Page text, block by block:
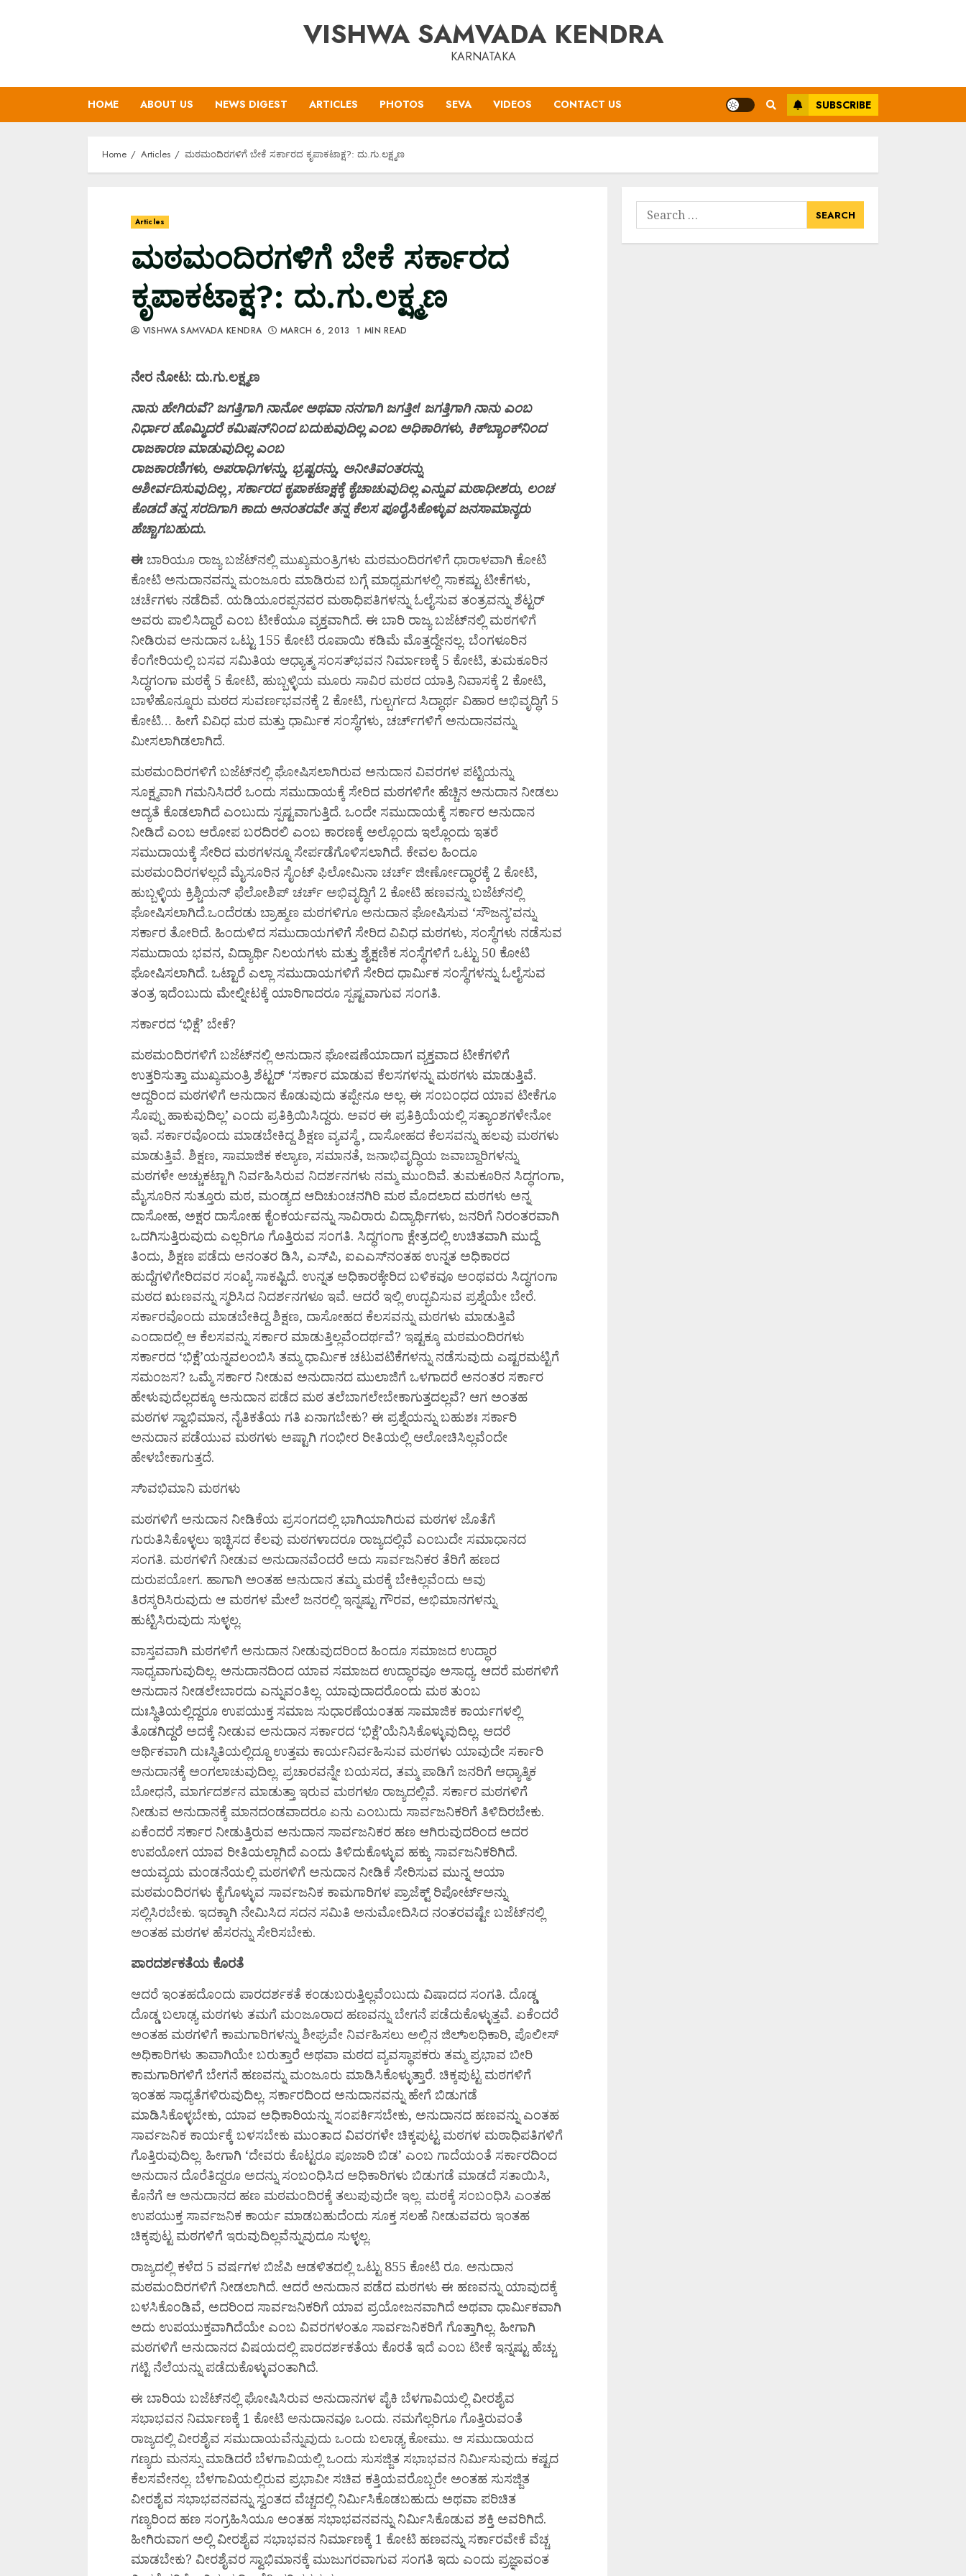
VISHWA SAMVADA KENDRA
KARNATAKA
HOME ABOUT US NEWS DIGEST ARTICLES PHOTOS SEVA VIDEOS CONTACT US SUBSCRIBE
Home Articles ಮಠಮಂದಿರಗಳಿಗೆ ಬೇಕೆ ಸರ್ಕಾರದ ಕೃಪಾಕಟಾಕ್ಷ?: ದು.ಗು.ಲಕ್ಷ್ಮಣ
Articles
ಮಠಮಂದಿರಗಳಿಗೆ ಬೇಕೆ ಸರ್ಕಾರದ
ಕೃಪಾಕಟಾಕ್ಷ?: ದು.ಗು.ಲಕ್ಷ್ಮಣ
VISHWA SAMVADA KENDRA MARCH 6, 2013 1 MIN READ
ನೇರ ನೋಟ: ದು.ಗು.ಲಕ್ಷ್ಮಣ
ನಾನು ಹೇಗಿರುವೆ? ಜಗತ್ತಿಗಾಗಿ ನಾನೋ ಅಥವಾ ನನಗಾಗಿ ಜಗತ್ತೀ! ಜಗತ್ತಿಗಾಗಿ ನಾನು ಎಂಬ
ನಿರ್ಧಾರ ಹೊಮ್ಮಿದರೆ ಕಮಿಷನ್‌ನಿಂದ ಬದುಕುವುದಿಲ್ಲ ಎಂಬ ಅಧಿಕಾರಿಗಳು, ಕಿಕ್‌ಬ್ಯಾಂಕ್‌ನಿಂದ
ರಾಜಕಾರಣ ಮಾಡುವುದಿಲ್ಲ ಎಂಬ
ರಾಜಕಾರಣಿಗಳು, ಅಪರಾಧಿಗಳನ್ನು, ಭ್ರಷ್ಟರನ್ನು, ಅನೀತಿವಂತರನ್ನು
ಆಶೀರ್ವದಿಸುವುದಿಲ್ಲ , ಸರ್ಕಾರದ ಕೃಪಾಕಟಾಕ್ಷಕ್ಕೆ ಕೈಚಾಚುವುದಿಲ್ಲ ಎನ್ನುವ ಮಠಾಧೀಶರು, ಲಂಚ
ಕೊಡದೆ ತನ್ನ ಸರದಿಗಾಗಿ ಕಾದು ಅನಂತರವೇ ತನ್ನ ಕೆಲಸ ಪೂರೈಸಿಕೊಳ್ಳುವ ಜನಸಾಮಾನ್ಯರು
ಹೆಚ್ಚಾಗಬಹುದು.
ಈ ಬಾರಿಯೂ ರಾಜ್ಯ ಬಜೆಟ್‌ನಲ್ಲಿ ಮುಖ್ಯಮಂತ್ರಿಗಳು ಮಠಮಂದಿರಗಳಿಗೆ ಧಾರಾಳವಾಗಿ ಕೋಟಿ
ಕೋಟಿ ಅನುದಾನವನ್ನು ಮಂಜೂರು ಮಾಡಿರುವ ಬಗ್ಗೆ ಮಾಧ್ಯಮಗಳಲ್ಲಿ ಸಾಕಷ್ಟು ಟೀಕೆಗಳು,
ಚರ್ಚೆಗಳು ನಡೆದಿವೆ. ಯಡಿಯೂರಪ್ಪನವರ ಮಠಾಧಿಪತಿಗಳನ್ನು ಓಲೈಸುವ ತಂತ್ರವನ್ನು ಶೆಟ್ಟರ್‌
ಅವರು ಪಾಲಿಸಿದ್ದಾರೆ ಎಂಬ ಟೀಕೆಯೂ ವ್ಯಕ್ತವಾಗಿದೆ. ಈ ಬಾರಿ ರಾಜ್ಯ ಬಜೆಟ್‌ನಲ್ಲಿ ಮಠಗಳಿಗೆ
ನೀಡಿರುವ ಅನುದಾನ ಒಟ್ಟು 155 ಕೋಟಿ ರೂಪಾಯಿ ಕಡಿಮೆ ಮೊತ್ತದ್ದೇನಲ್ಲ. ಬೆಂಗಳೂರಿನ
ಕೆಂಗೇರಿಯಲ್ಲಿ ಬಸವ ಸಮಿತಿಯ ಆಧ್ಯಾತ್ಮ ಸಂಸತ್‌ಭವನ ನಿರ್ಮಾಣಕ್ಕೆ 5 ಕೋಟಿ, ತುಮಕೂರಿನ
ಸಿದ್ಧಗಂಗಾ ಮಠಕ್ಕೆ 5 ಕೋಟಿ, ಹುಬ್ಬಳ್ಳಿಯ ಮೂರು ಸಾವಿರ ಮಠದ ಯಾತ್ರಿ ನಿವಾಸಕ್ಕೆ 2 ಕೋಟಿ,
ಬಾಳೆಹೊನ್ನೂರು ಮಠದ ಸುವರ್ಣಭವನಕ್ಕೆ 2 ಕೋಟಿ, ಗುಲ್ಬರ್ಗದ ಸಿದ್ಧಾರ್ಥ ವಿಹಾರ ಅಭಿವೃದ್ಧಿಗೆ 5
ಕೋಟಿ… ಹೀಗೆ ವಿವಿಧ ಮಠ ಮತ್ತು ಧಾರ್ಮಿಕ ಸಂಸ್ಥೆಗಳು, ಚರ್ಚ್‌ಗಳಿಗೆ ಅನುದಾನವನ್ನು
ಮೀಸಲಾಗಿಡಲಾಗಿದೆ.
ಮಠಮಂದಿರಗಳಿಗೆ ಬಜೆಟ್‌ನಲ್ಲಿ ಘೋಷಿಸಲಾಗಿರುವ ಅನುದಾನ ವಿವರಗಳ ಪಟ್ಟಿಯನ್ನು
ಸೂಕ್ಷ್ಮವಾಗಿ ಗಮನಿಸಿದರೆ ಒಂದು ಸಮುದಾಯಕ್ಕೆ ಸೇರಿದ ಮಠಗಳಿಗೇ ಹೆಚ್ಚಿನ ಅನುದಾನ ನೀಡಲು
ಆದ್ಯತೆ ಕೊಡಲಾಗಿದೆ ಎಂಬುದು ಸ್ಪಷ್ಟವಾಗುತ್ತಿದೆ. ಒಂದೇ ಸಮುದಾಯಕ್ಕೆ ಸರ್ಕಾರ ಅನುದಾನ
ನೀಡಿದೆ ಎಂಬ ಆರೋಪ ಬರದಿರಲಿ ಎಂಬ ಕಾರಣಕ್ಕೆ ಅಲ್ಲೊಂದು ಇಲ್ಲೊಂದು ಇತರೆ
ಸಮುದಾಯಕ್ಕೆ ಸೇರಿದ ಮಠಗಳನ್ನೂ ಸೇರ್ಪಡೆಗೊಳಿಸಲಾಗಿದೆ. ಕೇವಲ ಹಿಂದೂ
ಮಠಮಂದಿರಗಳಲ್ಲದೆ ಮೈಸೂರಿನ ಸೈಂಟ್‌ ಫಿಲೋಮಿನಾ ಚರ್ಚ್‌ ಜೀರ್ಣೋದ್ಧಾರಕ್ಕೆ 2 ಕೋಟಿ,
ಹುಬ್ಬಳ್ಳಿಯ ಕ್ರಿಶ್ಚಿಯನ್‌ ಫೆಲೋಶಿಪ್‌ ಚರ್ಚ್‌ ಅಭಿವೃದ್ಧಿಗೆ 2 ಕೋಟಿ ಹಣವನ್ನು ಬಜೆಟ್‌ನಲ್ಲಿ
ಘೋಷಿಸಲಾಗಿದೆ.ಒಂದೆರಡು ಬ್ರಾಹ್ಮಣ ಮಠಗಳಿಗೂ ಅನುದಾನ ಘೋಷಿಸುವ ‘ಸೌಜನ್ಯ’ವನ್ನು
ಸರ್ಕಾರ ತೋರಿದೆ. ಹಿಂದುಳಿದ ಸಮುದಾಯಗಳಿಗೆ ಸೇರಿದ ವಿವಿಧ ಮಠಗಳು, ಸಂಸ್ಥೆಗಳು ನಡೆಸುವ
ಸಮುದಾಯ ಭವನ, ವಿದ್ಯಾರ್ಥಿ ನಿಲಯಗಳು ಮತ್ತು ಶೈಕ್ಷಣಿಕ ಸಂಸ್ಥೆಗಳಿಗೆ ಒಟ್ಟು 50 ಕೋಟಿ
ಘೋಷಿಸಲಾಗಿದೆ. ಒಟ್ಟಾರೆ ಎಲ್ಲಾ ಸಮುದಾಯಗಳಿಗೆ ಸೇರಿದ ಧಾರ್ಮಿಕ ಸಂಸ್ಥೆಗಳನ್ನು ಓಲೈಸುವ
ತಂತ್ರ ಇದೆಂಬುದು ಮೇಲ್ನೀಟಕ್ಕೆ ಯಾರಿಗಾದರೂ ಸ್ಪಷ್ಟವಾಗುವ ಸಂಗತಿ.
ಸರ್ಕಾರದ ‘ಭಿಕ್ಷೆ’ ಬೇಕೆ?
ಮಠಮಂದಿರಗಳಿಗೆ ಬಜೆಟ್‌ನಲ್ಲಿ ಅನುದಾನ ಘೋಷಣೆಯಾದಾಗ ವ್ಯಕ್ತವಾದ ಟೀಕೆಗಳಿಗೆ
ಉತ್ತರಿಸುತ್ತಾ ಮುಖ್ಯಮಂತ್ರಿ ಶೆಟ್ಟರ್‌ ‘ಸರ್ಕಾರ ಮಾಡುವ ಕೆಲಸಗಳನ್ನು ಮಠಗಳು ಮಾಡುತ್ತಿವೆ.
ಆದ್ದರಿಂದ ಮಠಗಳಿಗೆ ಅನುದಾನ ಕೊಡುವುದು ತಪ್ಪೇನೂ ಅಲ್ಲ. ಈ ಸಂಬಂಧದ ಯಾವ ಟೀಕೆಗೂ
ಸೊಪ್ಪು ಹಾಕುವುದಿಲ್ಲ’ ಎಂದು ಪ್ರತಿಕ್ರಿಯಿಸಿದ್ದರು. ಅವರ ಈ ಪ್ರತಿಕ್ರಿಯೆಯಲ್ಲಿ ಸತ್ಯಾಂಶಗಳೇನೋ
ಇವೆ. ಸರ್ಕಾರವೊಂದು ಮಾಡಬೇಕಿದ್ದ ಶಿಕ್ಷಣ ವ್ಯವಸ್ಥೆ , ದಾಸೋಹದ ಕೆಲಸವನ್ನು ಹಲವು ಮಠಗಳು
ಮಾಡುತ್ತಿವೆ. ಶಿಕ್ಷಣ, ಸಾಮಾಜಿಕ ಕಲ್ಯಾಣ, ಸಮಾನತೆ, ಜನಾಭಿವೃದ್ಧಿಯ ಜವಾಬ್ದಾರಿಗಳನ್ನು
ಮಠಗಳೇ ಅಚ್ಚುಕಟ್ಟಾಗಿ ನಿರ್ವಹಿಸಿರುವ ನಿದರ್ಶನಗಳು ನಮ್ಮ ಮುಂದಿವೆ. ತುಮಕೂರಿನ ಸಿದ್ಧಗಂಗಾ,
ಮೈಸೂರಿನ ಸುತ್ತೂರು ಮಠ, ಮಂಡ್ಯದ ಆದಿಚುಂಚನಗಿರಿ ಮಠ ಮೊದಲಾದ ಮಠಗಳು ಅನ್ನ
ದಾಸೋಹ, ಅಕ್ಷರ ದಾಸೋಹ ಕೈಂಕರ್ಯವನ್ನು ಸಾವಿರಾರು ವಿದ್ಯಾರ್ಥಿಗಳು, ಜನರಿಗೆ ನಿರಂತರವಾಗಿ
ಒದಗಿಸುತ್ತಿರುವುದು ಎಲ್ಲರಿಗೂ ಗೊತ್ತಿರುವ ಸಂಗತಿ. ಸಿದ್ಧಗಂಗಾ ಕ್ಷೇತ್ರದಲ್ಲಿ ಉಚಿತವಾಗಿ ಮುದ್ದೆ
ತಿಂದು, ಶಿಕ್ಷಣ ಪಡೆದು ಅನಂತರ ಡಿಸಿ, ಎಸ್‌ಪಿ, ಐಎಎಸ್‌ನಂತಹ ಉನ್ನತ ಅಧಿಕಾರದ
ಹುದ್ದೆಗಳಿಗೇರಿದವರ ಸಂಖ್ಯೆ ಸಾಕಷ್ಟಿದೆ. ಉನ್ನತ ಅಧಿಕಾರಕ್ಕೇರಿದ ಬಳಿಕವೂ ಅಂಥವರು ಸಿದ್ಧಗಂಗಾ
ಮಠದ ಋಣವನ್ನು ಸ್ಮರಿಸಿದ ನಿದರ್ಶನಗಳೂ ಇವೆ. ಆದರೆ ಇಲ್ಲಿ ಉದ್ಭವಿಸುವ ಪ್ರಶ್ನೆಯೇ ಬೇರೆ.
ಸರ್ಕಾರವೊಂದು ಮಾಡಬೇಕಿದ್ದ ಶಿಕ್ಷಣ, ದಾಸೋಹದ ಕೆಲಸವನ್ನು ಮಠಗಳು ಮಾಡುತ್ತಿವೆ
ಎಂದಾದಲ್ಲಿ ಆ ಕೆಲಸವನ್ನು ಸರ್ಕಾರ ಮಾಡುತ್ತಿಲ್ಲವೆಂದರ್ಥವೆ? ಇಷ್ಟಕ್ಕೂ ಮಠಮಂದಿರಗಳು
ಸರ್ಕಾರದ ‘ಭಿಕ್ಷೆ’ಯನ್ನವಲಂಬಿಸಿ ತಮ್ಮ ಧಾರ್ಮಿಕ ಚಟುವಟಿಕೆಗಳನ್ನು ನಡೆಸುವುದು ಎಷ್ಟರಮಟ್ಟಿಗೆ
ಸಮಂಜಸ? ಒಮ್ಮೆ ಸರ್ಕಾರ ನೀಡುವ ಅನುದಾನದ ಮುಲಾಜಿಗೆ ಒಳಗಾದರೆ ಅನಂತರ ಸರ್ಕಾರ
ಹೇಳುವುದೆಲ್ಲದಕ್ಕೂ ಅನುದಾನ ಪಡೆದ ಮಠ ತಲೆಬಾಗಲೇಬೇಕಾಗುತ್ತದಲ್ಲವೆ? ಆಗ ಅಂತಹ
ಮಠಗಳ ಸ್ವಾಭಿಮಾನ, ನೈತಿಕತೆಯ ಗತಿ ಏನಾಗಬೇಕು? ಈ ಪ್ರಶ್ನೆಯನ್ನು ಬಹುಶಃ ಸರ್ಕಾರಿ
ಅನುದಾನ ಪಡೆಯುವ ಮಠಗಳು ಅಷ್ಟಾಗಿ ಗಂಭೀರ ರೀತಿಯಲ್ಲಿ ಆಲೋಚಿಸಿಲ್ಲವೆಂದೇ
ಹೇಳಬೇಕಾಗುತ್ತದೆ.
ಸಾ್ವಭಿಮಾನಿ ಮಠಗಳು
ಮಠಗಳಿಗೆ ಅನುದಾನ ನೀಡಿಕೆಯ ಪ್ರಸಂಗದಲ್ಲಿ ಭಾಗಿಯಾಗಿರುವ ಮಠಗಳ ಜೊತೆಗೆ
ಗುರುತಿಸಿಕೊಳ್ಳಲು ಇಚ್ಛಿಸದ ಕೆಲವು ಮಠಗಳಾದರೂ ರಾಜ್ಯದಲ್ಲಿವೆ ಎಂಬುದೇ ಸಮಾಧಾನದ
ಸಂಗತಿ. ಮಠಗಳಿಗೆ ನೀಡುವ ಅನುದಾನವೆಂದರೆ ಅದು ಸಾರ್ವಜನಿಕರ ತೆರಿಗೆ ಹಣದ
ದುರುಪಯೋಗ. ಹಾಗಾಗಿ ಅಂತಹ ಅನುದಾನ ತಮ್ಮ ಮಠಕ್ಕೆ ಬೇಕಿಲ್ಲವೆಂದು ಅವು
ತಿರಸ್ಕರಿಸಿರುವುದು ಆ ಮಠಗಳ ಮೇಲೆ ಜನರಲ್ಲಿ ಇನ್ನಷ್ಟು ಗೌರವ, ಅಭಿಮಾನಗಳನ್ನು
ಹುಟ್ಟಿಸಿರುವುದು ಸುಳ್ಳಲ್ಲ.
ವಾಸ್ತವವಾಗಿ ಮಠಗಳಿಗೆ ಅನುದಾನ ನೀಡುವುದರಿಂದ ಹಿಂದೂ ಸಮಾಜದ ಉದ್ಧಾರ
ಸಾಧ್ಯವಾಗುವುದಿಲ್ಲ. ಅನುದಾನದಿಂದ ಯಾವ ಸಮಾಜದ ಉದ್ಧಾರವೂ ಅಸಾಧ್ಯ. ಆದರೆ ಮಠಗಳಿಗೆ
ಅನುದಾನ ನೀಡಲೇಬಾರದು ಎನ್ನುವಂತಿಲ್ಲ. ಯಾವುದಾದರೊಂದು ಮಠ ತುಂಬ
ದುಃಸ್ಥಿತಿಯಲ್ಲಿದ್ದರೂ ಉಪಯುಕ್ತ ಸಮಾಜ ಸುಧಾರಣೆಯಂತಹ ಸಾಮಾಜಿಕ ಕಾರ್ಯಗಳಲ್ಲಿ
ತೊಡಗಿದ್ದರೆ ಅದಕ್ಕೆ ನೀಡುವ ಅನುದಾನ ಸರ್ಕಾರದ ‘ಭಿಕ್ಷೆ’ಯೆನಿಸಿಕೊಳ್ಳುವುದಿಲ್ಲ. ಆದರೆ
ಆರ್ಥಿಕವಾಗಿ ದುಃಸ್ಥಿತಿಯಲ್ಲಿದ್ದೂ ಉತ್ತಮ ಕಾರ್ಯನಿರ್ವಹಿಸುವ ಮಠಗಳು ಯಾವುದೇ ಸರ್ಕಾರಿ
ಅನುದಾನಕ್ಕೆ ಅಂಗಲಾಚುವುದಿಲ್ಲ. ಪ್ರಚಾರವನ್ನೇ ಬಯಸದ, ತಮ್ಮ ಪಾಡಿಗೆ ಜನರಿಗೆ ಆಧ್ಯಾತ್ಮಿಕ
ಬೋಧನೆ, ಮಾರ್ಗದರ್ಶನ ಮಾಡುತ್ತಾ ಇರುವ ಮಠಗಳೂ ರಾಜ್ಯದಲ್ಲಿವೆ. ಸರ್ಕಾರ ಮಠಗಳಿಗೆ
ನೀಡುವ ಅನುದಾನಕ್ಕೆ ಮಾನದಂಡವಾದರೂ ಏನು ಎಂಬುದು ಸಾರ್ವಜನಿಕರಿಗೆ ತಿಳಿದಿರಬೇಕು.
ಏಕೆಂದರೆ ಸರ್ಕಾರ ನೀಡುತ್ತಿರುವ ಅನುದಾನ ಸಾರ್ವಜನಿಕರ ಹಣ ಆಗಿರುವುದರಿಂದ ಅದರ
ಉಪಯೋಗ ಯಾವ ರೀತಿಯಲ್ಲಾಗಿದೆ ಎಂದು ತಿಳಿದುಕೊಳ್ಳುವ ಹಕ್ಕು ಸಾರ್ವಜನಿಕರಿಗಿದೆ.
ಆಯವ್ಯಯ ಮಂಡನೆಯಲ್ಲಿ ಮಠಗಳಿಗೆ ಅನುದಾನ ನೀಡಿಕೆ ಸೇರಿಸುವ ಮುನ್ನ ಆಯಾ
ಮಠಮಂದಿರಗಳು ಕೈಗೊಳ್ಳುವ ಸಾರ್ವಜನಿಕ ಕಾಮಗಾರಿಗಳ ಪ್ರಾಜೆಕ್ಟ್ ರಿಪೋರ್ಟ್‌ಅನ್ನು
ಸಲ್ಲಿಸಿರಬೇಕು. ಇದಕ್ಕಾಗಿ ನೇಮಿಸಿದ ಸದನ ಸಮಿತಿ ಅನುಮೋದಿಸಿದ ನಂತರವಷ್ಟೇ ಬಜೆಟ್‌ನಲ್ಲಿ
ಅಂತಹ ಮಠಗಳ ಹೆಸರನ್ನು ಸೇರಿಸಬೇಕು.
ಪಾರದರ್ಶಕತೆಯ ಕೊರತೆ
ಆದರೆ ಇಂತಹದೊಂದು ಪಾರದರ್ಶಕತೆ ಕಂಡುಬರುತ್ತಿಲ್ಲವೆಂಬುದು ವಿಷಾದದ ಸಂಗತಿ. ದೊಡ್ಡ
ದೊಡ್ಡ ಬಲಾಢ್ಯ ಮಠಗಳು ತಮಗೆ ಮಂಜೂರಾದ ಹಣವನ್ನು ಬೇಗನೆ ಪಡೆದುಕೊಳ್ಳುತ್ತವೆ. ಏಕೆಂದರೆ
ಅಂತಹ ಮಠಗಳಿಗೆ ಕಾಮಗಾರಿಗಳನ್ನು ಶೀಘ್ರವೇ ನಿರ್ವಹಿಸಲು ಅಲ್ಲಿನ ಜಿಲಾ್ಲಧಿಕಾರಿ, ಪೊಲೀಸ್‌
ಅಧಿಕಾರಿಗಳು ತಾವಾಗಿಯೇ ಬರುತ್ತಾರೆ ಅಥವಾ ಮಠದ ವ್ಯವಸ್ಥಾಪಕರು ತಮ್ಮ ಪ್ರಭಾವ ಬೀರಿ
ಕಾಮಗಾರಿಗಳಿಗೆ ಬೇಗನೆ ಹಣವನ್ನು ಮಂಜೂರು ಮಾಡಿಸಿಕೊಳ್ಳುತ್ತಾರೆ. ಚಿಕ್ಕಪುಟ್ಟ ಮಠಗಳಿಗೆ
ಇಂತಹ ಸಾಧ್ಯತೆಗಳಿರುವುದಿಲ್ಲ. ಸರ್ಕಾರದಿಂದ ಅನುದಾನವನ್ನು ಹೇಗೆ ಬಿಡುಗಡೆ
ಮಾಡಿಸಿಕೊಳ್ಳಬೇಕು, ಯಾವ ಅಧಿಕಾರಿಯನ್ನು ಸಂಪರ್ಕಿಸಬೇಕು, ಅನುದಾನದ ಹಣವನ್ನು ಎಂತಹ
ಸಾರ್ವಜನಿಕ ಕಾರ್ಯಕ್ಕೆ ಬಳಸಬೇಕು ಮುಂತಾದ ವಿವರಗಳೇ ಚಿಕ್ಕಪುಟ್ಟ ಮಠಗಳ ಮಠಾಧಿಪತಿಗಳಿಗೆ
ಗೊತ್ತಿರುವುದಿಲ್ಲ. ಹೀಗಾಗಿ ‘ದೇವರು ಕೊಟ್ಟರೂ ಪೂಜಾರಿ ಬಿಡ’ ಎಂಬ ಗಾದೆಯಂತೆ ಸರ್ಕಾರದಿಂದ
ಅನುದಾನ ದೊರೆತಿದ್ದರೂ ಅದನ್ನು ಸಂಬಂಧಿಸಿದ ಅಧಿಕಾರಿಗಳು ಬಿಡುಗಡೆ ಮಾಡದೆ ಸತಾಯಿಸಿ,
ಕೊನೆಗೆ ಆ ಅನುದಾನದ ಹಣ ಮಠಮಂದಿರಕ್ಕೆ ತಲುಪುವುದೇ ಇಲ್ಲ. ಮಠಕ್ಕೆ ಸಂಬಂಧಿಸಿ ಎಂತಹ
ಉಪಯುಕ್ತ ಸಾರ್ವಜನಿಕ ಕಾರ್ಯ ಮಾಡಬಹುದೆಂದು ಸೂಕ್ತ ಸಲಹೆ ನೀಡುವವರು ಇಂತಹ
ಚಿಕ್ಕಪುಟ್ಟ ಮಠಗಳಿಗೆ ಇರುವುದಿಲ್ಲವೆನ್ನುವುದೂ ಸುಳ್ಳಲ್ಲ.
ರಾಜ್ಯದಲ್ಲಿ ಕಳೆದ 5 ವರ್ಷಗಳ ಬಿಜೆಪಿ ಆಡಳಿತದಲ್ಲಿ ಒಟ್ಟು 855 ಕೋಟಿ ರೂ. ಅನುದಾನ
ಮಠಮಂದಿರಗಳಿಗೆ ನೀಡಲಾಗಿದೆ. ಆದರೆ ಅನುದಾನ ಪಡೆದ ಮಠಗಳು ಈ ಹಣವನ್ನು ಯಾವುದಕ್ಕೆ
ಬಳಸಿಕೊಂಡಿವೆ, ಅದರಿಂದ ಸಾರ್ವಜನಿಕರಿಗೆ ಯಾವ ಪ್ರಯೋಜನವಾಗಿದೆ ಅಥವಾ ಧಾರ್ಮಿಕವಾಗಿ
ಅದು ಉಪಯುಕ್ತವಾಗಿದೆಯೇ ಎಂಬ ವಿವರಗಳಂತೂ ಸಾರ್ವಜನಿಕರಿಗೆ ಗೊತ್ತಾಗಿಲ್ಲ. ಹೀಗಾಗಿ
ಮಠಗಳಿಗೆ ಅನುದಾನದ ವಿಷಯದಲ್ಲಿ ಪಾರದರ್ಶಕತೆಯ ಕೊರತೆ ಇದೆ ಎಂಬ ಟೀಕೆ ಇನ್ನಷ್ಟು ಹೆಚ್ಚು
ಗಟ್ಟಿ ನೆಲೆಯನ್ನು ಪಡೆದುಕೊಳ್ಳುವಂತಾಗಿದೆ.
ಈ ಬಾರಿಯ ಬಜೆಟ್‌ನಲ್ಲಿ ಘೋಷಿಸಿರುವ ಅನುದಾನಗಳ ಪೈಕಿ ಬೆಳಗಾವಿಯಲ್ಲಿ ವೀರಶೈವ
ಸಭಾಭವನ ನಿರ್ಮಾಣಕ್ಕೆ 1 ಕೋಟಿ ಅನುದಾನವೂ ಒಂದು. ನಮಗೆಲ್ಲರಿಗೂ ಗೊತ್ತಿರುವಂತೆ
ರಾಜ್ಯದಲ್ಲಿ ವೀರಶೈವ ಸಮುದಾಯವೆನ್ನುವುದು ಒಂದು ಬಲಾಢ್ಯ ಕೋಮು. ಆ ಸಮುದಾಯದ
ಗಣ್ಯರು ಮನಸ್ಸು ಮಾಡಿದರೆ ಬೆಳಗಾವಿಯಲ್ಲಿ ಒಂದು ಸುಸಜ್ಜಿತ ಸಭಾಭವನ ನಿರ್ಮಿಸುವುದು ಕಷ್ಟದ
ಕೆಲಸವೇನಲ್ಲ. ಬೆಳಗಾವಿಯಲ್ಲಿರುವ ಪ್ರಭಾವೀ ಸಚಿವ ಕತ್ತಿಯವರೊಬ್ಬರೇ ಅಂತಹ ಸುಸಜ್ಜಿತ
ವೀರಶೈವ ಸಭಾಭವನವನ್ನು ಸ್ವಂತದ ವೆಚ್ಚದಲ್ಲಿ ನಿರ್ಮಿಸಿಕೊಡಬಹುದು ಅಥವಾ ಪರಿಚಿತ
ಗಣ್ಯರಿಂದ ಹಣ ಸಂಗ್ರಹಿಸಿಯೂ ಅಂತಹ ಸಭಾಭವನವನ್ನು ನಿರ್ಮಿಸಿಕೊಡುವ ಶಕ್ತಿ ಅವರಿಗಿದೆ.
ಹೀಗಿರುವಾಗ ಅಲ್ಲಿ ವೀರಶೈವ ಸಭಾಭವನ ನಿರ್ಮಾಣಕ್ಕೆ 1 ಕೋಟಿ ಹಣವನ್ನು ಸರ್ಕಾರವೇಕೆ ವೆಚ್ಚ
ಮಾಡಬೇಕು? ವೀರಶೈವರ ಸ್ವಾಭಿಮಾನಕ್ಕೆ ಮುಜುಗರವಾಗುವ ಸಂಗತಿ ಇದು ಎಂದು ಪ್ರಜ್ಞಾವಂತ
Search
for: